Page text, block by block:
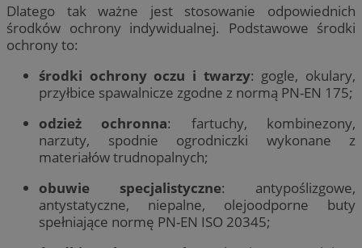
Dlatego tak ważne jest stosowanie odpowiednich
środków ochrony indywidualnej. Podstawowe środki
ochrony to:
środki ochrony oczu i twarzy: gogle, okulary,
przyłbice spawalnicze zgodne z normą PN-EN 175;
odzież ochronna: fartuchy, kombinezony,
narzuty, spodnie ogrodniczki wykonane z
materiałów trudnopalnych;
obuwie specjalistyczne: antypoślizgowe,
antystatyczne, niepalne, olejoodporne buty
spełniające normę PN-EN ISO 20345;